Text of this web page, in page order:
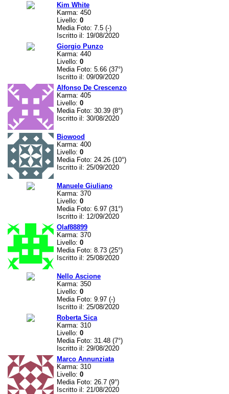
Kim White
Karma: 450
Livello: 0
Media Foto: 7.5 (-)
Iscritto il: 19/08/2020
Giorgio Punzo
Karma: 440
Livello: 0
Media Foto: 5.66 (37°)
Iscritto il: 09/09/2020
Alfonso De Crescenzo
Karma: 405
Livello: 0
Media Foto: 30.39 (8°)
Iscritto il: 30/08/2020
Biowood
Karma: 400
Livello: 0
Media Foto: 24.26 (10°)
Iscritto il: 25/09/2020
Manuele Giuliano
Karma: 370
Livello: 0
Media Foto: 6.97 (31°)
Iscritto il: 12/09/2020
Olaf88899
Karma: 370
Livello: 0
Media Foto: 8.73 (25°)
Iscritto il: 25/08/2020
Nello Ascione
Karma: 350
Livello: 0
Media Foto: 9.97 (-)
Iscritto il: 25/08/2020
Roberta Sica
Karma: 310
Livello: 0
Media Foto: 31.48 (7°)
Iscritto il: 29/08/2020
Marco Annunziata
Karma: 310
Livello: 0
Media Foto: 26.7 (9°)
Iscritto il: 21/08/2020